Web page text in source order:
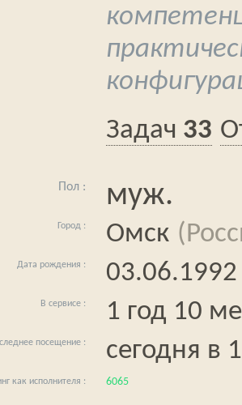
33
муж.
Омск
03.06.1992
1 год 10
сегодня в
6065